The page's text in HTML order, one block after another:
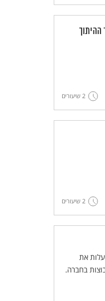
ההיתוך
2 שיעורים
2 שיעורים
את
בחברה.